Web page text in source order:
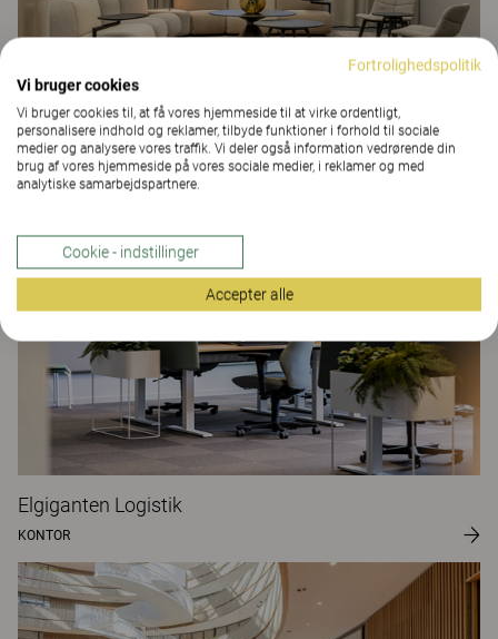
Saab Stockholm
KONTOR
Elgiganten Logistik
KONTOR
Fortrolighedspolitik
Vi bruger cookies
Vi bruger cookies til, at få vores hjemmeside til at virke ordentligt,
personalisere indhold og reklamer, tilbyde funktioner i forhold til sociale
medier og analysere vores traffik. Vi deler også information vedrørende din
brug af vores hjemmeside på vores sociale medier, i reklamer og med
analytiske samarbejdspartnere.
Cookie - indstillinger
Accepter alle